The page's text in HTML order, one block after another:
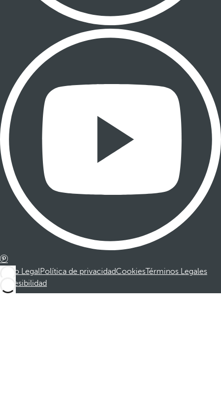
Aviso LegalPolítica de privacidadCookiesTérminos Legales
Accesibilidad